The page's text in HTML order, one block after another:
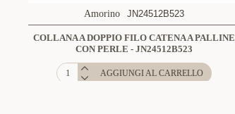
Amorino JN24512B523
COLLANA A DOPPIO FILO CATENA A PALLINE
CON PERLE - JN24512B523
AGGIUNGI AL CARRELLO